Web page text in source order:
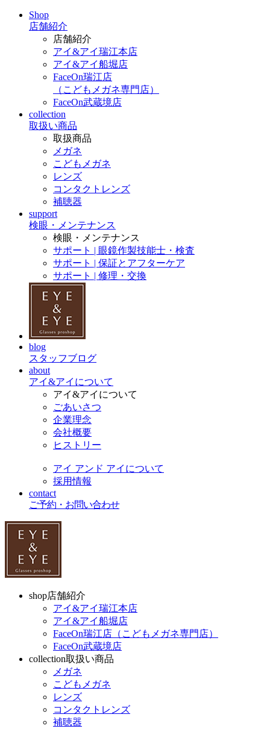
Shop
店舗紹介
店舗紹介
アイ&アイ瑞江本店
アイ&アイ船堀店
FaceOn瑞江店
（こどもメガネ専門店）
FaceOn武蔵境店
collection
取扱い商品
取扱商品
メガネ
こどもメガネ
レンズ
コンタクトレンズ
補聴器
support
検眼・メンテナンス
検眼・メンテナンス
サポート | 眼鏡作製技能士・検査
サポート | 保証とアフターケア
サポート | 修理・交換
blog
スタッフブログ
about
アイ&アイについて
アイ&アイについて
ごあいさつ
企業理念
会社概要
ヒストリー
アイ アンド アイについて
採用情報
contact
ご予約・お問い合わせ
shop店舗紹介
アイ&アイ瑞江本店
アイ&アイ船堀店
FaceOn瑞江店（こどもメガネ専門店）
FaceOn武蔵境店
collection取扱い商品
メガネ
こどもメガネ
レンズ
コンタクトレンズ
補聴器